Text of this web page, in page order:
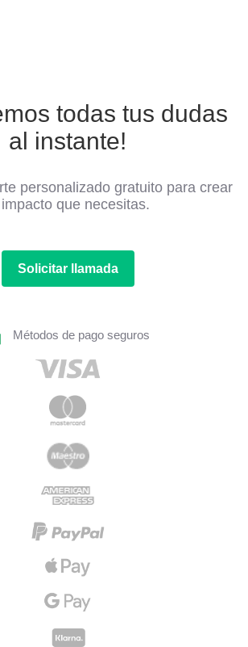
todas tus dudas
al instante!
personalizado gratuito para crear
que necesitas.
Solicitar llamada
Métodos de pago seguros